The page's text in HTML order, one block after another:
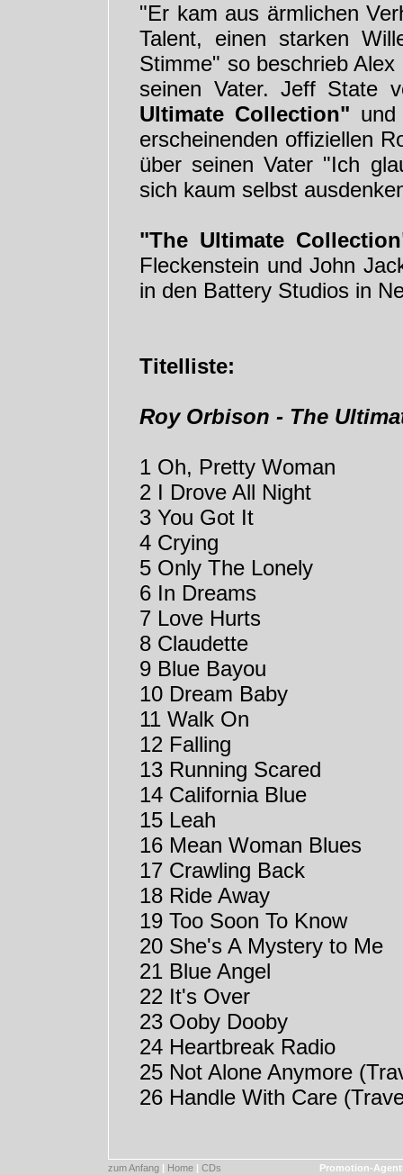
"Er kam aus ärmlichen
Talent, einen starken
Stimme" so beschrieb
seinen Vater. Jeff State
Ultimate Collection"
erscheinenden offiziellen
über seinen Vater "Ich
sich kaum selbst
"The Ultimate
Fleckenstein und John
in den Battery Studios in
Titelliste:
Roy Orbison - The
1 Oh, Pretty Woman
2 I Drove All Night
3 You Got It
4 Crying
5 Only The Lonely
6 In Dreams
7 Love Hurts
8 Claudette
9 Blue Bayou
10 Dream Baby
11 Walk On
12 Falling
13 Running Scared
14 California Blue
15 Leah
16 Mean Woman Blues
17 Crawling Back
18 Ride Away
19 Too Soon To Know
20 She's A Mystery to Me
21 Blue Angel
22 It's Over
23 Ooby Dooby
24 Heartbreak Radio
25 Not Alone Anymore
26 Handle With Care
zum Anfang | Home | CDs Promotion-